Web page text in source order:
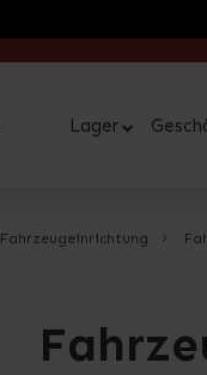
Lager
Fahrzeugeinrichtung